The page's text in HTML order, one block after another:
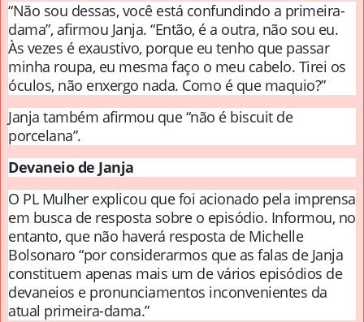
“Não sou dessas, você está confundindo a primeira-
dama”, afirmou Janja. “Então, é a outra, não sou eu.
Às vezes é exaustivo, porque eu tenho que passar
minha roupa, eu mesma faço o meu cabelo. Tirei os
óculos, não enxergo nada. Como é que maquio?”
Janja também afirmou que “não é biscuit de
porcelana”.
Devaneio de Janja
O PL Mulher explicou que foi acionado pela imprensa
em busca de resposta sobre o episódio. Informou, no
entanto, que não haverá resposta de Michelle
Bolsonaro “por considerarmos que as falas de Janja
constituem apenas mais um de vários episódios de
devaneios e pronunciamentos inconvenientes da
atual primeira-dama.”